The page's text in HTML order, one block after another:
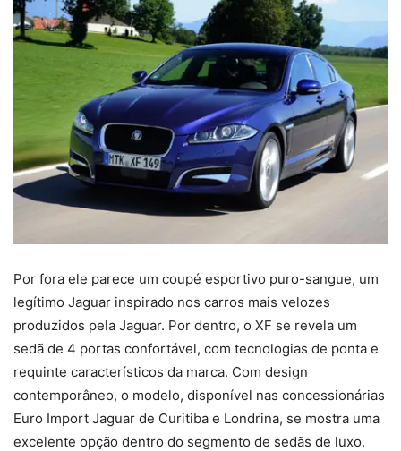
Por fora ele parece um coupé esportivo puro-sangue, um
legítimo Jaguar inspirado nos carros mais velozes
produzidos pela Jaguar. Por dentro, o XF se revela um
sedã de 4 portas confortável, com tecnologias de ponta e
requinte característicos da marca. Com design
contemporâneo, o modelo, disponível nas concessionárias
Euro Import Jaguar de Curitiba e Londrina, se mostra uma
excelente opção dentro do segmento de sedãs de luxo.